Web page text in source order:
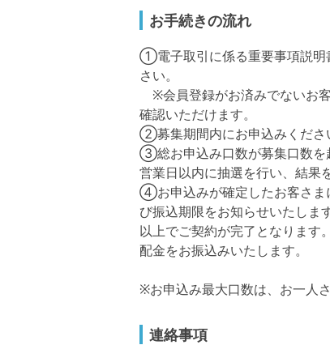
お手続きの流れ
①電子取引に係る重要事項説明
さい。
※会員登録がお済みでないお
確認いただけます。
②募集期間内にお申込みくださ
③総お申込み口数が募集口数を
営業日以内に抽選を行い、結果
④お申込みが確定したお客さま
び振込期限をお知らせいたしま
以上でご契約が完了となります
配金をお振込みいたします。
※お申込み最大口数は、お一人
連絡事項